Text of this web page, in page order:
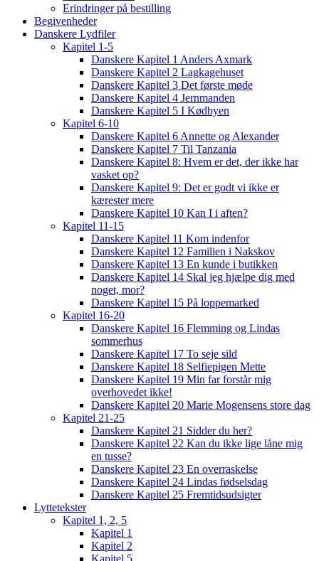
Erindringer på bestilling
Begivenheder
Danskere Lydfiler
Kapitel 1-5
Danskere Kapitel 1 Anders Axmark
Danskere Kapitel 2 Lagkagehuset
Danskere Kapitel 3 Det første møde
Danskere Kapitel 4 Jernmanden
Danskere Kapitel 5 I Kødbyen
Kapitel 6-10
Danskere Kapitel 6 Annette og Alexander
Danskere Kapitel 7 Til Tanzania
Danskere Kapitel 8: Hvem er det, der ikke har
vasket op?
Danskere Kapitel 9: Det er godt vi ikke er
kærester mere
Danskere Kapitel 10 Kan I i aften?
Kapitel 11-15
Danskere Kapitel 11 Kom indenfor
Danskere Kapitel 12 Familien i Nakskov
Danskere Kapitel 13 En kunde i butikken
Danskere Kapitel 14 Skal jeg hjælpe dig med
noget, mor?
Danskere Kapitel 15 På loppemarked
Kapitel 16-20
Danskere Kapitel 16 Flemming og Lindas
sommerhus
Danskere Kapitel 17 To seje sild
Danskere Kapitel 18 Selfiepigen Mette
Danskere Kapitel 19 Min far forstår mig
overhovedet ikke!
Danskere Kapitel 20 Marie Mogensens store dag
Kapitel 21-25
Danskere Kapitel 21 Sidder du her?
Danskere Kapitel 22 Kan du ikke lige låne mig
en tusse?
Danskere Kapitel 23 En overraskelse
Danskere Kapitel 24 Lindas fødselsdag
Danskere Kapitel 25 Fremtidsudsigter
Lyttetekster
Kapitel 1, 2, 5
Kapitel 1
Kapitel 2
Kapitel 5